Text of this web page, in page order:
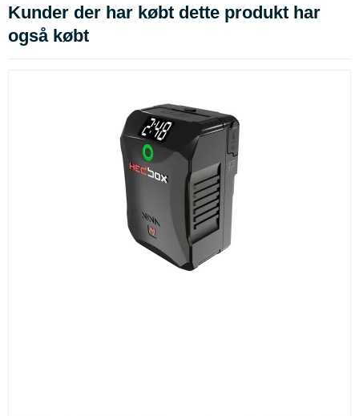
Kunder der har købt dette produkt har
også købt